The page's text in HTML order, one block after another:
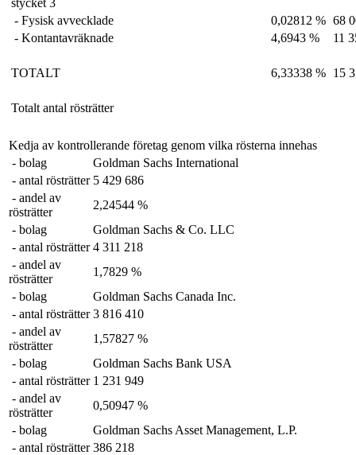
- Fysisk avvecklade
0,02812 % 68
- Kontantavräknade
4,6943 % 11
TOTALT 6,33338 % 15
Totalt antal rösträtter
Kedja av kontrollerande företag genom vilka rösterna innehas
- bolag
Goldman Sachs International
- antal rösträtter 5 429 686
- andel av
rösträtter
2,24544 %
- bolag
Goldman Sachs & Co. LLC
- antal rösträtter 4 311 218
- andel av
rösträtter
1,7829 %
- bolag
Goldman Sachs Canada Inc.
- antal rösträtter 3 816 410
- andel av
rösträtter
1,57827 %
- bolag
Goldman Sachs Bank USA
- antal rösträtter 1 231 949
- andel av
rösträtter
0,50947 %
- bolag
Goldman Sachs Asset Management, L.P.
- antal rösträtter 386 218